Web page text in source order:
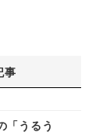
事
「うるう